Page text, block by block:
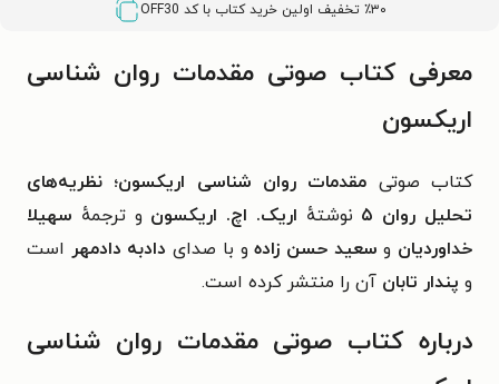
٪۳۰ تخفیف اولین خرید کتاب با کد OFF30
معرفی کتاب صوتی مقدمات روان شناسی
اریکسون
کتاب صوتی مقدمات روان شناسی اریکسون؛ نظریه‌های
تحلیل روان ۵
نوشتهٔ اریک. اچ. اریکسون و ترجمهٔ سهیلا
خداوردیان و سعید حسن زاده و با صدای دادبه دادمهر است
و پندار تابان آن را منتشر کرده است.
درباره کتاب صوتی مقدمات روان شناسی